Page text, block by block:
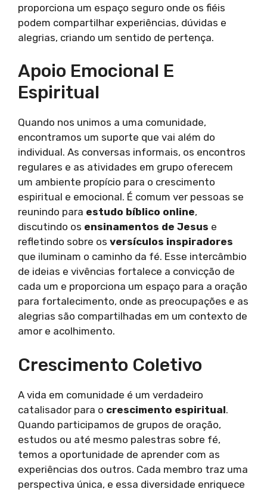
proporciona um espaço seguro onde os fiéis
podem compartilhar experiências, dúvidas e
alegrias, criando um sentido de pertença.
Apoio Emocional E
Espiritual
Quando nos unimos a uma comunidade,
encontramos um suporte que vai além do
individual. As conversas informais, os encontros
regulares e as atividades em grupo oferecem
um ambiente propício para o crescimento
espiritual e emocional. É comum ver pessoas se
reunindo para estudo bíblico online,
discutindo os ensinamentos de Jesus e
refletindo sobre os versículos inspiradores
que iluminam o caminho da fé. Esse intercâmbio
de ideias e vivências fortalece a convicção de
cada um e proporciona um espaço para a oração
para fortalecimento, onde as preocupações e as
alegrias são compartilhadas em um contexto de
amor e acolhimento.
Crescimento Coletivo
A vida em comunidade é um verdadeiro
catalisador para o crescimento espiritual.
Quando participamos de grupos de oração,
estudos ou até mesmo palestras sobre fé,
temos a oportunidade de aprender com as
experiências dos outros. Cada membro traz uma
perspectiva única, e essa diversidade enriquece